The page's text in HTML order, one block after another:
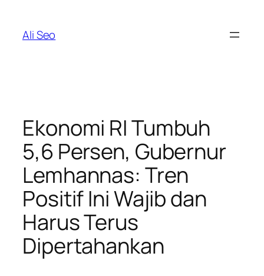
content
Ali Seo
Ekonomi RI Tumbuh
5,6 Persen, Gubernur
Lemhannas: Tren
Positif Ini Wajib dan
Harus Terus
Dipertahankan